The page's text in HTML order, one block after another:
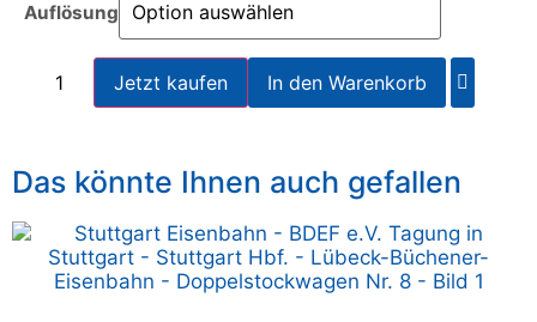
Auflösung
Jetzt kaufen In den Warenkorb
Das könnte Ihnen auch gefallen